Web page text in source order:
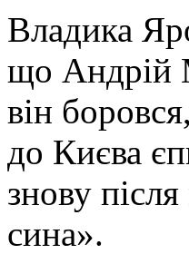
Владика
що Андрій
він
до Києва
знову
сина».